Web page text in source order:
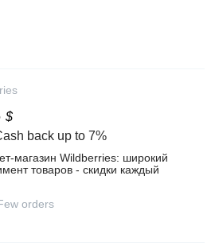
$
back up to 7%
Wildberries: широкий
товаров - скидки каждый
orders